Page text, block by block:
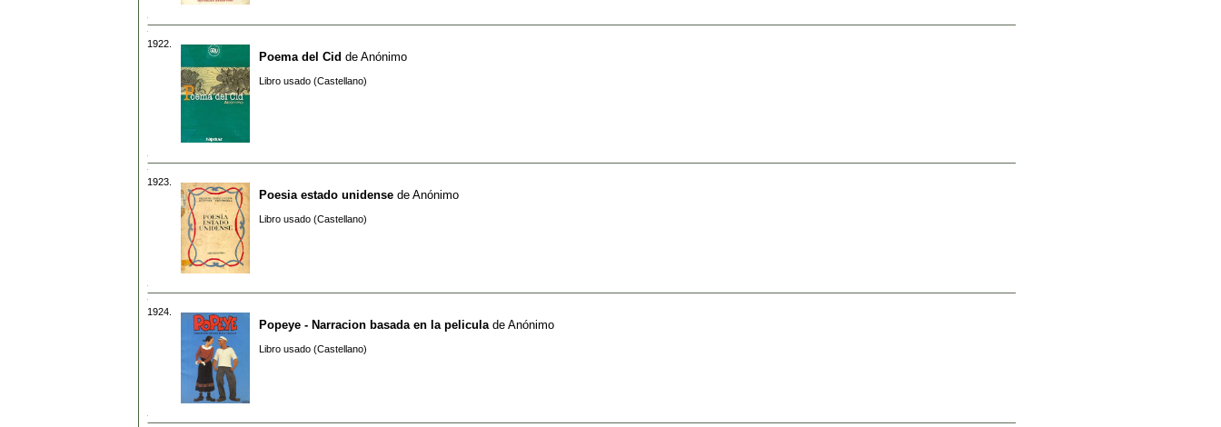
1922.
Poema del Cid de Anónimo
Libro usado (Castellano)
1923.
Poesia estado unidense de Anónimo
Libro usado (Castellano)
1924.
Popeye - Narracion basada en la pelicula de Anónimo
Libro usado (Castellano)